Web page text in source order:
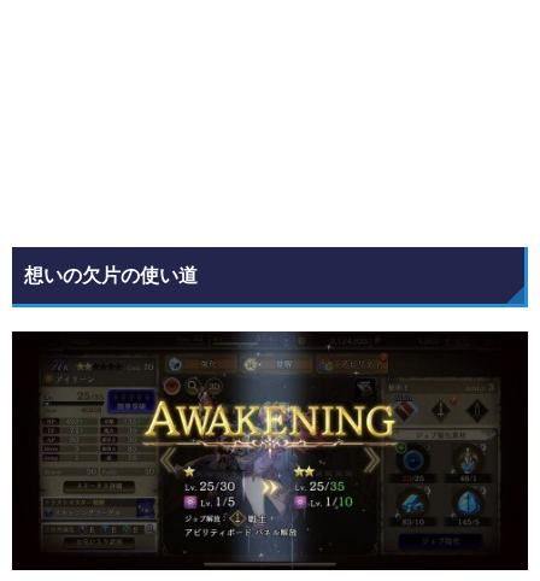
想いの欠片の使い道